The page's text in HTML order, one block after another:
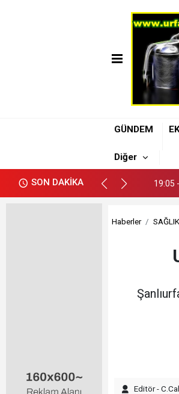
GÜNDEM
Diğer
SON DAKİKA 19:05
Haberler SAĞLIK
Editör -